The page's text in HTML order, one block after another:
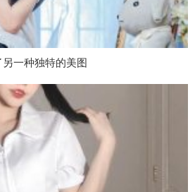
一种独特的美图